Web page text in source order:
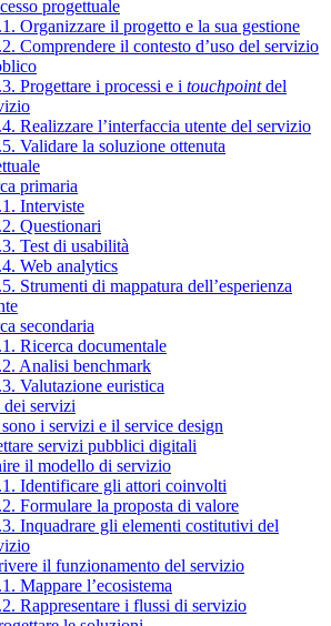
progettuale
Organizzare il progetto e la sua gestione
Comprendere il contesto d’uso del servizio
Progettare i processi e i touchpointdel
Realizzare l’interfaccia utente del servizio
Validare la soluzione ottenuta
primaria
Interviste
Questionari
Test di usabilità
Web analytics
Strumenti di mappatura dell’esperienza
secondaria
Ricerca documentale
Analisi benchmark
Valutazione euristica
dei servizi
i servizi e il service design
servizi pubblici digitali
il modello di servizio
Identificare gli attori coinvolti
Formulare la proposta di valore
Inquadrare gli elementi costitutivi del
il funzionamento del servizio
Mappare l’ecosistema
Rappresentare i flussi di servizio